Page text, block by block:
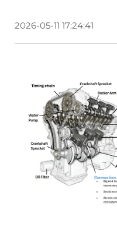
2026-05-11 17:24:41